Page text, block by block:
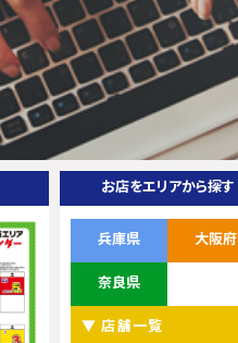
お店をエリアから探す
兵庫県 大阪府
奈良県
▼ 店舗一覧